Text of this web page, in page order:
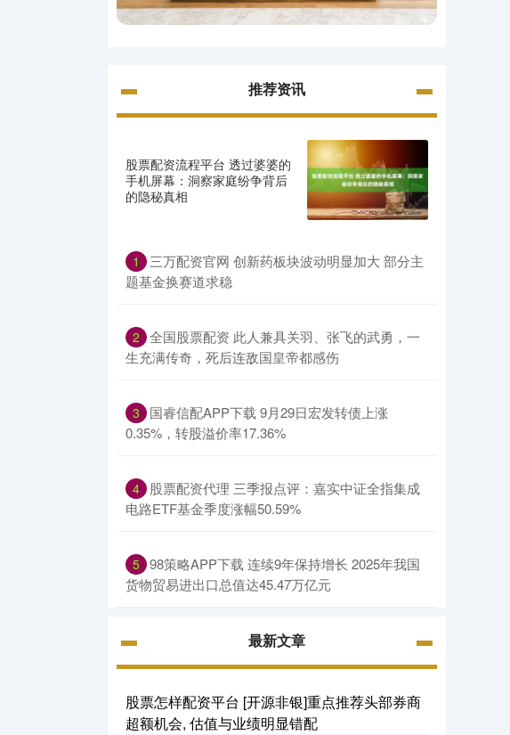
推荐资讯
股票配资流程平台 透过婆婆的
手机屏幕：洞察家庭纷争背后
的隐秘真相
1
三万配资官网 创新药板块波动明显加大 部分主
题基金换赛道求稳
2 全国股票配资 此人兼具关羽、张飞的武勇，一
生充满传奇，死后连敌国皇帝都感伤
3
国睿信配APP下载 9月29日宏发转债上涨
0.35%，转股溢价率17.36%
4 股票配资代理 三季报点评：嘉实中证全指集成
电路ETF基金季度涨幅50.59%
5 98策略APP下载 连续9年保持增长 2025年我国
货物贸易进出口总值达45.47万亿元
最新文章
股票怎样配资平台 [开源非银]重点推荐头部券商
超额机会, 估值与业绩明显错配